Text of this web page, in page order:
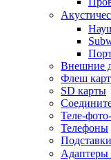
Внешние
Флеш
SD карты
Теле-
Телефоны
Адаптеры